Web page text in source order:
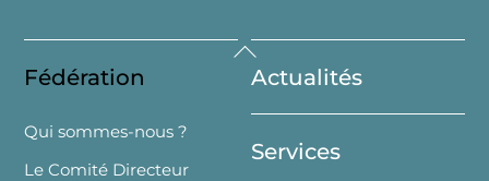
Back
To
Top
Fédération
Qui sommes-nous ?
Le Comité Directeur
Actualités
Services